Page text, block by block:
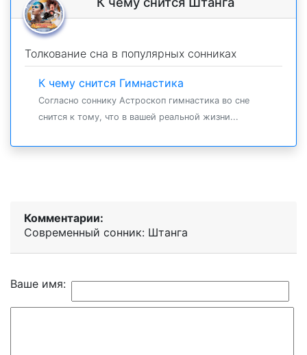
Толкование сна в популярных сонниках
К чему снится Гимнастика
Согласно соннику Астроскоп гимнастика во сне
снится к тому, что в вашей реальной жизни...
Комментарии:
Современный сонник: Штанга
Ваше имя: